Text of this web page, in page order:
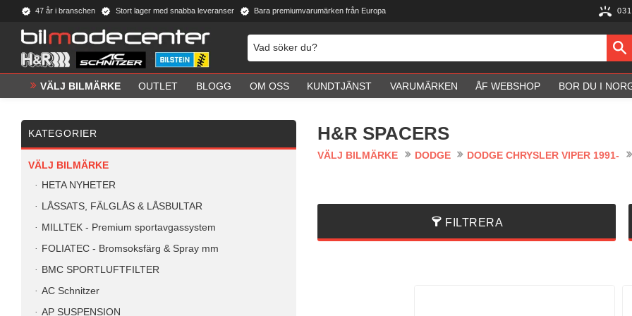
47 år i branschen Stort lager med snabba leveranser Bara premiumvarumärken från Europa
VÄLJ BILMÄRKE OUTLET BLOGG OM OSS KUNDTJÄNST VARUMÄRKEN ÅF WEBSHOP BOR DU I
H&R SPACERS
VÄLJ BILMÄRKE DODGE DODGE CHRYSLER VIPER 1991-
FILTRERA
KATEGORIER
VÄLJ BILMÄRKE
HETA NYHETER
LÅSSATS, FÄLGLÅS & LÅSBULTAR
MILLTEK - Premium sportavgassystem
FOLIATEC - Bromsoksfärg & Spray mm
BMC SPORTLUFTFILTER
AC Schnitzer
AP SUSPENSION